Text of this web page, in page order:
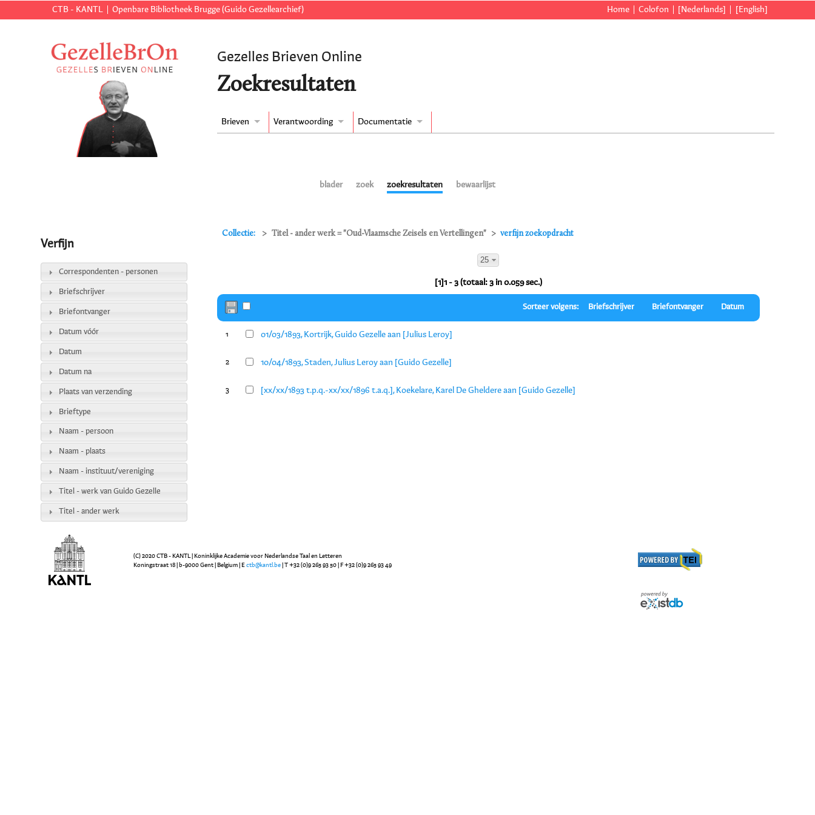
CTB - KANTL Openbare Bibliotheek Brugge (Guido Gezellearchief) Home Colofon [Nederlands] [English]
Gezelles Brieven Online
Zoekresultaten
Brieven Verantwoording Documentatie
blader zoek zoekresultaten bewaarlijst
Collectie: Titel - ander werk = "Oud-Vlaamsche Zeisels en Vertellingen" verfijn zoekopdracht
25
[1]1 - 3 (totaal: 3 in 0.059 sec.)
Sorteer volgens: Briefschrijver Briefontvanger Datum
1 01/03/1893, Kortrijk, Guido Gezelle aan [Julius Leroy]
2 10/04/1893, Staden, Julius Leroy aan [Guido Gezelle]
3 [xx/xx/1893 t.p.q.-xx/xx/1896 t.a.q.], Koekelare, Karel De Gheldere aan [Guido Gezelle]
Verfijn
Correspondenten - personen
Briefschrijver
Briefontvanger
Datum vóór
Datum
Datum na
Plaats van verzending
Brieftype
Naam - persoon
Naam - plaats
Naam - instituut/vereniging
Titel - werk van Guido Gezelle
Titel - ander werk
(C) 2020 CTB - KANTL | Koninklijke Academie voor Nederlandse Taal en Letteren
Koningstraat 18 | b-9000 Gent | Belgium | Ectb@kantl.be | T +32 (0)9 265 93 50 | F +32 (0)9 265 93 49